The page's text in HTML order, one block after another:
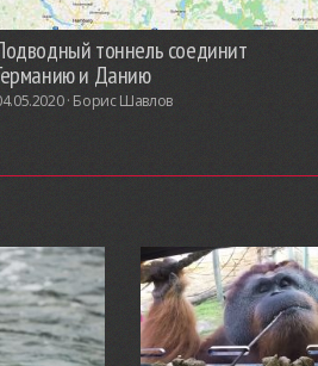
тоннель соединит
и Данию
· Борис Шавлов